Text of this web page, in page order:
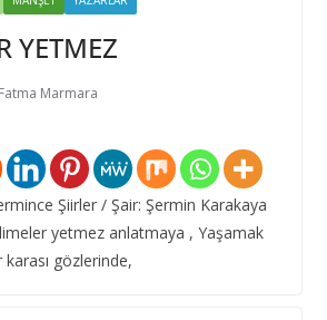
YETMEZ
Fatma Marmara
Şiirler / Şair: Şermin Karakaya
yetmez anlatmaya , Yaşamak
gözlerinde,